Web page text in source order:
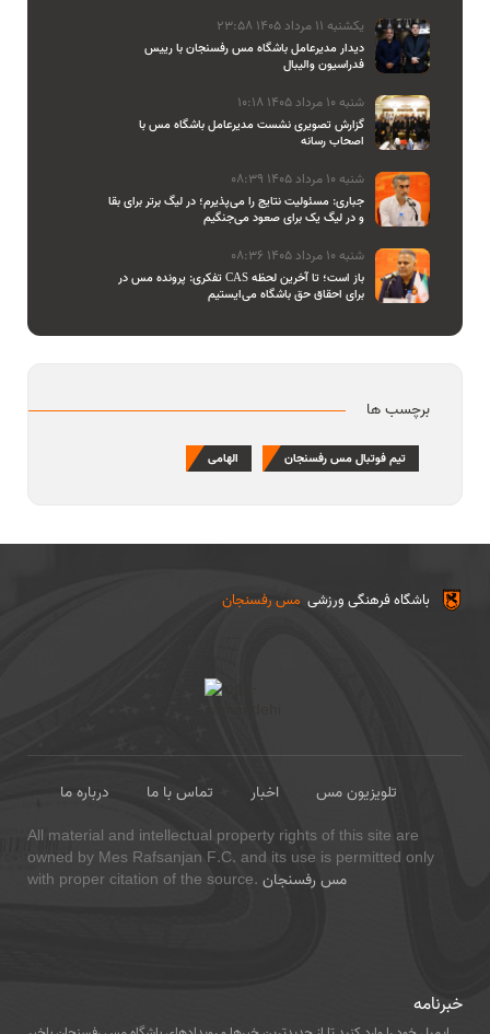
یکشنبه 11 مرداد 1405 23:58
دیدار مدیرعامل باشگاه مس رفسنجان با رییس
فدراسیون والیبال
شنبه 10 مرداد 1405 10:18
گزارش تصویری نشست مدیرعامل باشگاه مس با
اصحاب رسانه
شنبه 10 مرداد 1405 08:39
جباری: مسئولیت نتایج را می‌پذیرم؛ در لیگ برتر برای بقا
و در لیگ یک برای صعود می‌جنگیم
شنبه 10 مرداد 1405 08:36
تفکری: پرونده مس در CAS باز است؛ تا آخرین لحظه
برای احقاق حق باشگاه می‌ایستیم
برچسب ها
تیم فوتبال مس رفسنجان الهامی
مس رفسنجان باشگاه فرهنگی ورزشی
درباره ما تماس با ما اخبار
تلویزیون مس
All material and intellectual property rights of this site are
owned by Mes Rafsanjan F.C. and its use is permitted only
with proper citation of the source. مس رفسنجان
خبرنامه